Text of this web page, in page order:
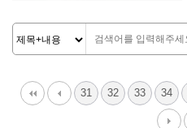
본회|김지훈
31 32 33 34